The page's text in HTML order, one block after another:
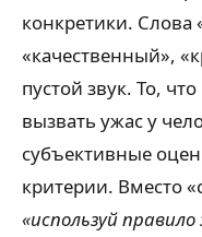
конкретики. Слова
«качественный»,
пустой звук. То,
вызвать ужас у
субъективные
критерии. Вместо
«используй